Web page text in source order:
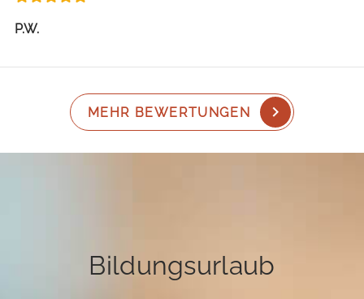
P.W.
MEHR BEWERTUNGEN
Bildungsurlaub